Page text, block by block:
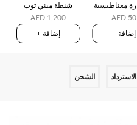
شنطة ميني توت
AED 1,200
+ إضافة
AED 50
+ إضافة
الشحن الاسترداد